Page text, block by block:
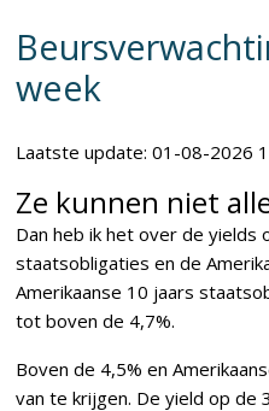
week
Laatste update: 01-08-2026
Ze kunnen niet
Dan heb ik het over de yields
staatsobligaties en de
Amerikaanse 10 jaars
tot boven de 4,7%.
Boven de 4,5% en
van te krijgen. De yield op de